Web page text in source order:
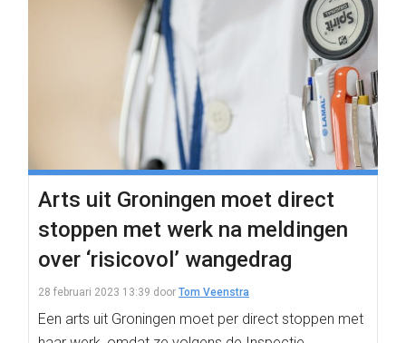
Arts uit Groningen moet direct
stoppen met werk na meldingen
over ‘risicovol’ wangedrag
28 februari 2023 13:39 door Tom Veenstra
Een arts uit Groningen moet per direct stoppen met